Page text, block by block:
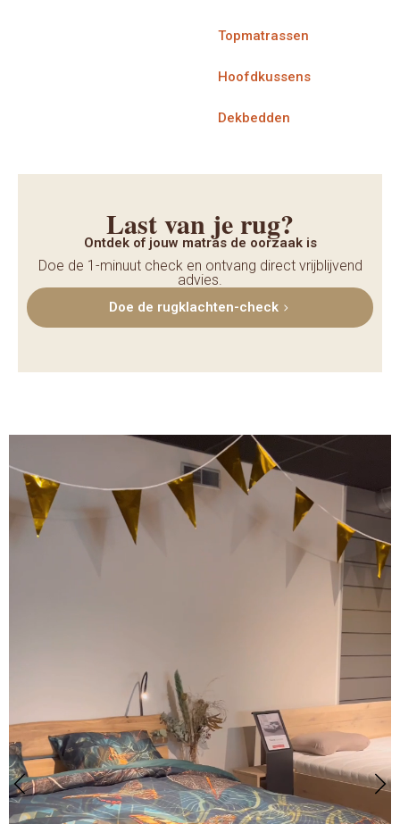
Topmatrassen
Hoofdkussens
Dekbedden
Last van je rug?
Ontdek of jouw matras de oorzaak is
Doe de 1-minuut check en ontvang direct vrijblijvend
advies.
Doe de rugklachten-check